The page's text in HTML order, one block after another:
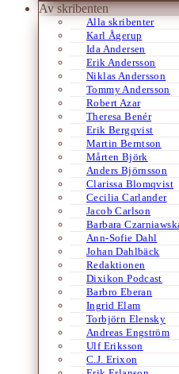
Av skribenten
Alla skribenter
Karl Ågerup
Ida Andersen
Erik Andersson
Niklas Andersson
Tommy Andersson
Robert Azar
Theresa Benér
Erik Bergqvist
Martin Berntson
Mårten Björk
Anders Björnsson
Clarissa Blomqvist
Cecilia Carlander
Jacob Carlson
Barbara
Ann-Sofie Dahl
Johan Dahlbäck
Redaktionen
Dixikon Podcast
Barbro Eberan
Ingrid Elam
Torbjörn Elensky
Andreas Engström
Ulf Eriksson
C.J. Erixon